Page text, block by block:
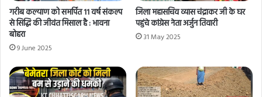
गरीब कल्याण को समर्पित 11 वर्ष संकल्प
से सिद्धि की जीवंत मिसाल है : भावना
बोहरा
9 June 2025
जिला महासचिव व्यास चंद्राकर जी के घर
पहुंचे कांग्रेस नेता अर्जुन तिवारी
31 May 2025